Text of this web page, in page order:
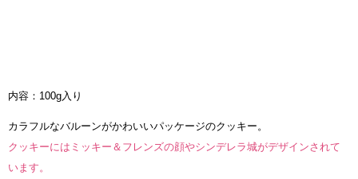
内容：100g入り
カラフルなバルーンがかわいいパッケージのクッキー。
クッキーにはミッキー＆フレンズの顔やシンデレラ城がデザインされて
います。